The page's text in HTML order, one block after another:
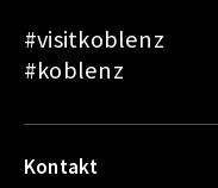
#visitkoblenz
#koblenz
Kontakt